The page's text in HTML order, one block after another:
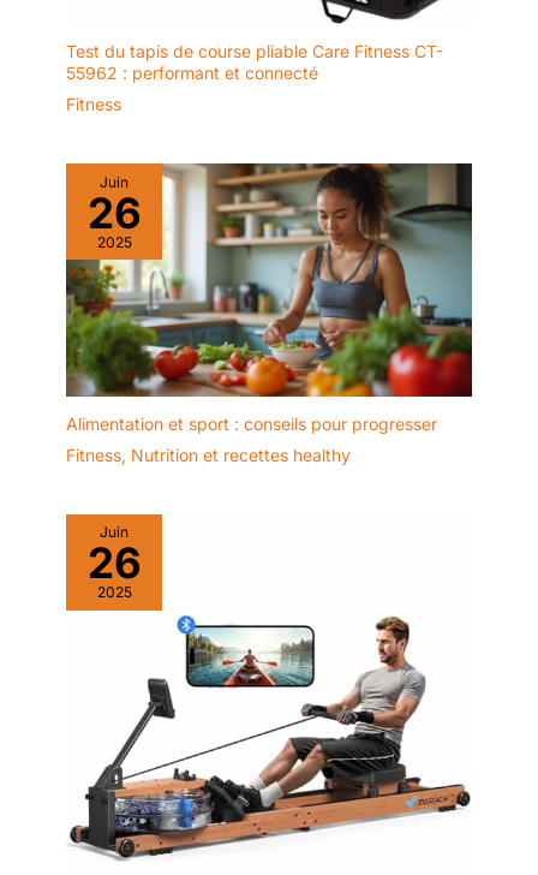
Test du tapis de course pliable Care Fitness CT-
55962 : performant et connecté
Fitness
Juin
26
2025
Alimentation et sport : conseils pour progresser
Fitness, Nutrition et recettes healthy
Juin
26
2025